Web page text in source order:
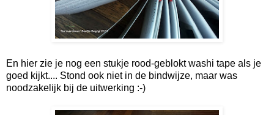
En hier zie je nog een stukje rood-geblokt washi tape als je
goed kijkt.... Stond ook niet in de bindwijze, maar was
noodzakelijk bij de uitwerking :-)